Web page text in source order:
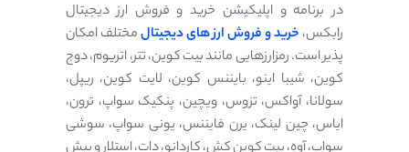
در برنامه و اپلیکیشن خرید و فروش ارز دیجیتال
رابکس، خرید و فروش ارز های دیجیتالمختلف امکان
پذیر است. رمزارزهایی مانند بیت کوین، تتر، اتریوم، دوج
کوین، شیبا اینو، بایننس کوین، لایت کوین، ریپل،
سولانا، آواکس، تزوس، ویچین، پنکیک سواپ، ترون،
ایاس، چین لینک، یرن فایننس، یونی سواپ، سوشی